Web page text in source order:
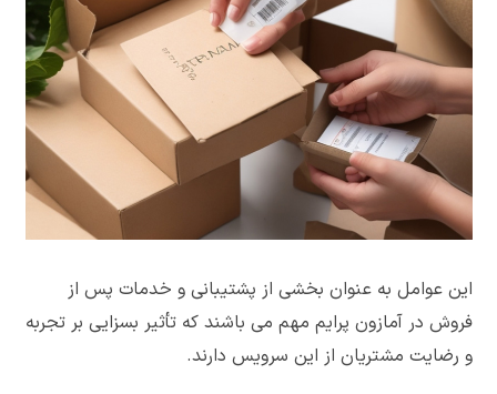
این عوامل به عنوان بخشی از پشتیبانی و خدمات پس از
فروش در آمازون پرایم مهم می باشند که تأثیر بسزایی بر تجربه
و رضایت مشتریان از این سرویس دارند.